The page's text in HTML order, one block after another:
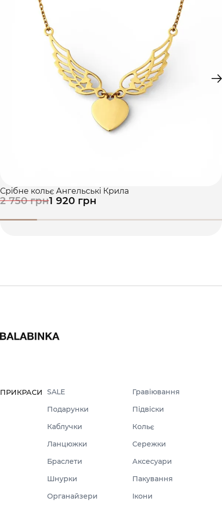
Срібне кольє Ангельські Крила
2 750 грн1 920 грн
ПРИКРАСИ SALE
Гравіювання
Подарунки
Підвіски
Каблучки
Кольє
Ланцюжки
Сережки
Браслети
Аксесуари
Шнурки
Пакування
Органайзери
Ікони